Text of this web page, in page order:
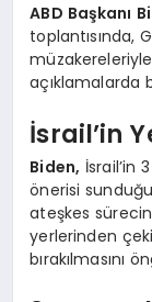
ABD Başkanı
toplantısında,
açıklamalarda
İsrail’in
Biden, İsrail’in
önerisi
ateşkes
yerlerinden
bırakılmasını